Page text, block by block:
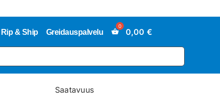
Rip & Ship Greidauspalvelu 0,00 €
Saatavuus